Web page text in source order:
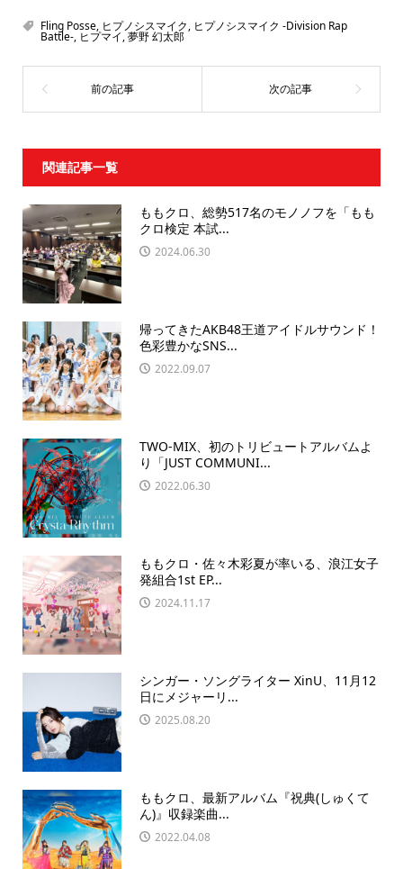
Fling Posse, ヒプノシスマイク, ヒプノシスマイク -Division Rap
Battle-, ヒプマイ,夢野 幻太郎
関連記事一覧
ももクロ、総勢517名のモノノフを「もも
クロ検定 本試...
2024.06.30
帰ってきたAKB48王道アイドルサウンド！
色彩豊かなSNS...
2022.09.07
TWO-MIX、初のトリビュートアルバムよ
り「JUST COMMUNI...
2022.06.30
ももクロ・佐々木彩夏が率いる、浪江女子
発組合1st EP...
2024.11.17
シンガー・ソングライター XinU、11月12
日にメジャーリ...
2025.08.20
ももクロ、最新アルバム『祝典(しゅくて
ん)』収録楽曲...
2022.04.08